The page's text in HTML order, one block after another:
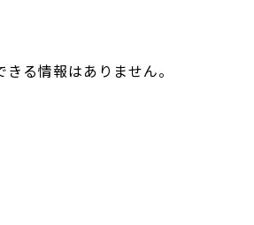
る情報はありません。